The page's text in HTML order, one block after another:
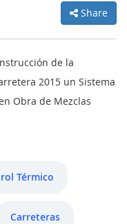
Share
de la
2015 un Sistema
Obra de Mezclas
Térmico
Carreteras